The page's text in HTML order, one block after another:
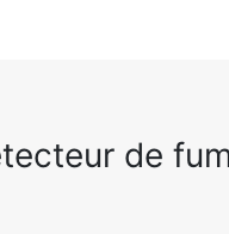
de